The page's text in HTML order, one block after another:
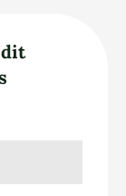
dit